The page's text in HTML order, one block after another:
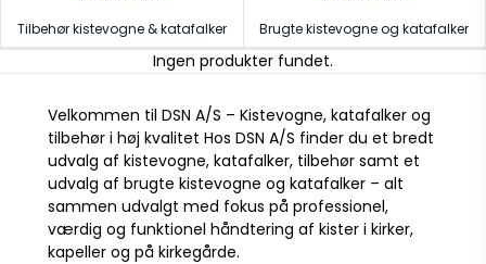
Tilbehør kistevogne & katafalker Brugte kistevogne og katafalker
Ingen produkter fundet.
Velkommen til DSN A/S – Kistevogne, katafalker og
tilbehør i høj kvalitet Hos DSN A/S finder du et bredt
udvalg af kistevogne, katafalker, tilbehør samt et
udvalg af brugte kistevogne og katafalker – alt
sammen udvalgt med fokus på professionel,
værdig og funktionel håndtering af kister i kirker,
kapeller og på kirkegårde.